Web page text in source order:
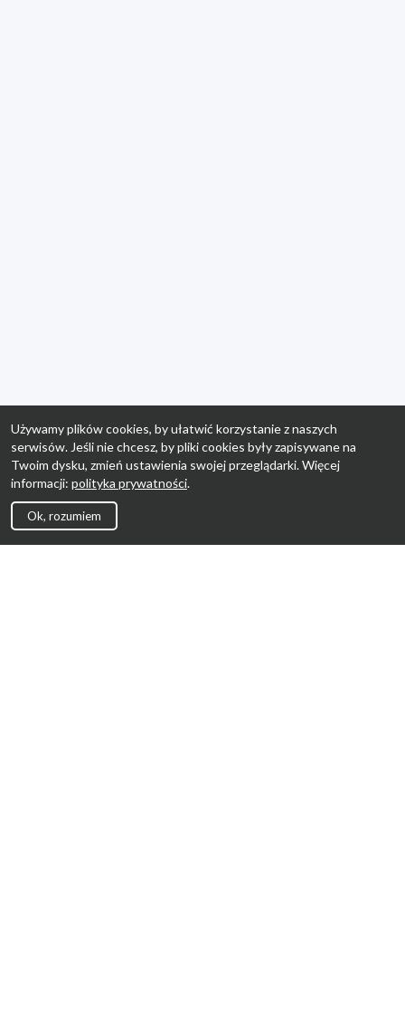
Używamy plików cookies, by ułatwić korzystanie z naszych
serwisów. Jeśli nie chcesz, by pliki cookies były zapisywane na
Twoim dysku, zmień ustawienia swojej przeglądarki. Więcej
informacji: polityka prywatności.
Ok, rozumiem